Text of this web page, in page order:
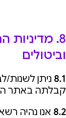
8. מדיניות
וביטולים
8.1
קבלתה באתר
8.2 אנו נהיה